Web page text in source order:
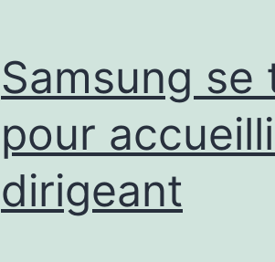
Samsung se
pour
dirigeant